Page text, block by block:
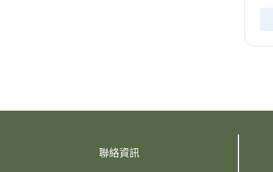
聯絡資訊